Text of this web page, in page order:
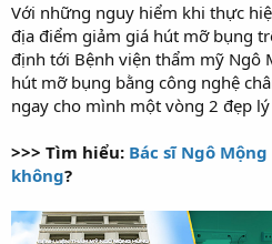
Với những nguy hiểm khi thực
địa điểm giảm giá hút mỡ bụng
định tới Bệnh viện thẩm mỹ Ngô
hút mỡ bụng bằng công nghệ
ngay cho mình một vòng 2 đẹp
>>> Tìm hiểu: Bác sĩ Ngô
không?